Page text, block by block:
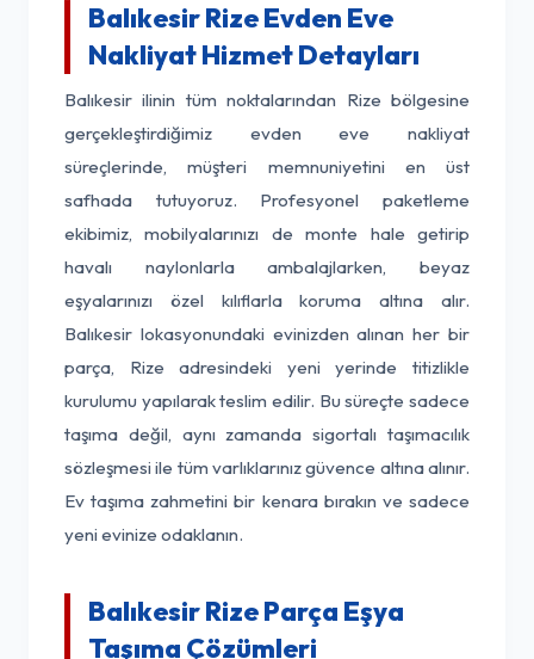
Balıkesir Rize Evden Eve
Nakliyat Hizmet Detayları
Balıkesir ilinin tüm noktalarından Rize bölgesine
gerçekleştirdiğimiz evden eve nakliyat
süreçlerinde, müşteri memnuniyetini en üst
safhada tutuyoruz. Profesyonel paketleme
ekibimiz, mobilyalarınızı de monte hale getirip
havalı naylonlarla ambalajlarken, beyaz
eşyalarınızı özel kılıflarla koruma altına alır.
Balıkesir lokasyonundaki evinizden alınan her bir
parça, Rize adresindeki yeni yerinde titizlikle
kurulumu yapılarak teslim edilir. Bu süreçte sadece
taşıma değil, aynı zamanda sigortalı taşımacılık
sözleşmesi ile tüm varlıklarınız güvence altına alınır.
Ev taşıma zahmetini bir kenara bırakın ve sadece
yeni evinize odaklanın.
Balıkesir Rize Parça Eşya
Taşıma Çözümleri